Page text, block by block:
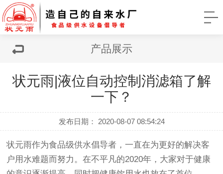
产品展示
状元雨|液位自动控制消滤箱了解
一下？
发布日期： 2020-08-07 08:54:24
状元雨作为食品级供水倡导者，一直在为更好的解决客
户用水难题而努力。在不平凡的2020年，大家对于健康